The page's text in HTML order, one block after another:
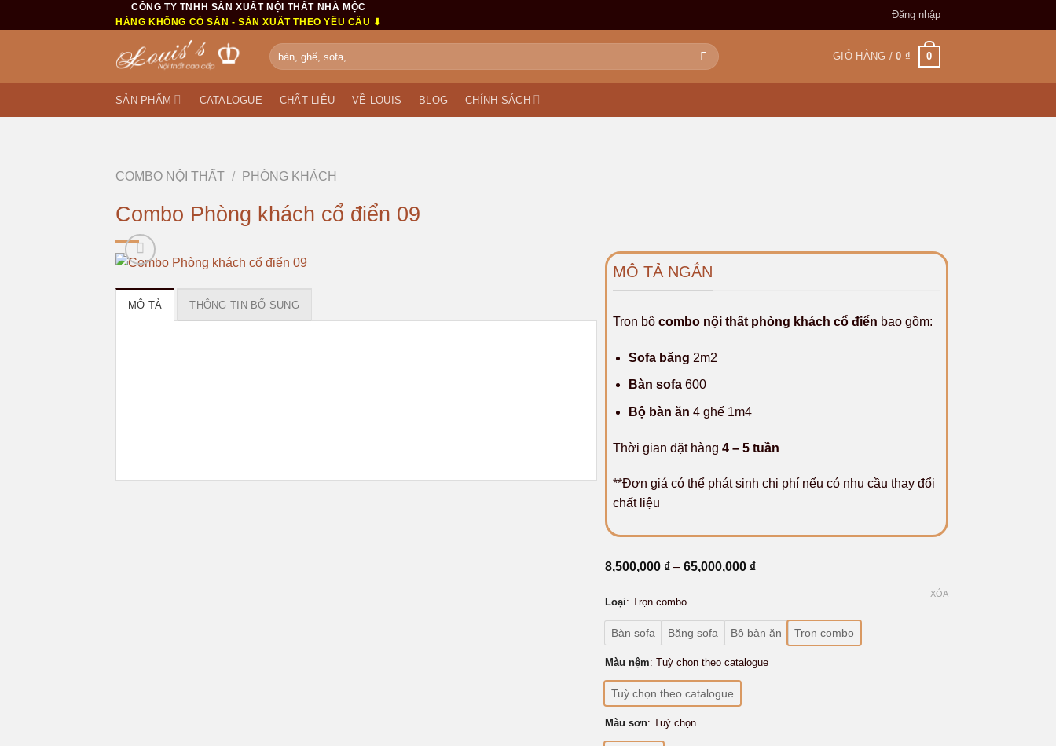
qua
CÔNG TY TNHH SẢN XUẤT NỘI THẤT NHÀ MỘC
HÀNG KHÔNG CÓ SẴN - SẢN XUẤT THEO YÊU CẦU ⬇
Đăng nhập
Tìm
kiếm:
GIỎ HÀNG /0 ₫ 0
SẢN PHẨM CATALOGUE CHẤT LIỆU VỀ LOUIS BLOG CHÍNH SÁCH
COMBO NỘI THẤT / PHÒNG KHÁCH
Combo Phòng khách cổ điển 09
MÔ TẢ THÔNG TIN BỔ SUNG
MÔ TẢ NGẮN
Trọn bộ combo nội thất phòng khách cổ điển bao gồm:
Sofa băng 2m2
Bàn sofa 600
Bộ bàn ăn 4 ghế 1m4
Thời gian đặt hàng 4 – 5 tuần
**Đơn giá có thể phát sinh chi phí nếu có nhu cầu thay đổi
chất liệu
8,500,000 ₫ – 65,000,000 ₫Khoảng
65,000,000 ₫
Loại: Trọn combo
Bàn sofa Băng sofa Bộ bàn ăn Trọn combo
Màu nệm: Tuỳ chọn theo catalogue
Tuỳ chọn theo catalogue
Màu sơn: Tuỳ chọn
XÓA